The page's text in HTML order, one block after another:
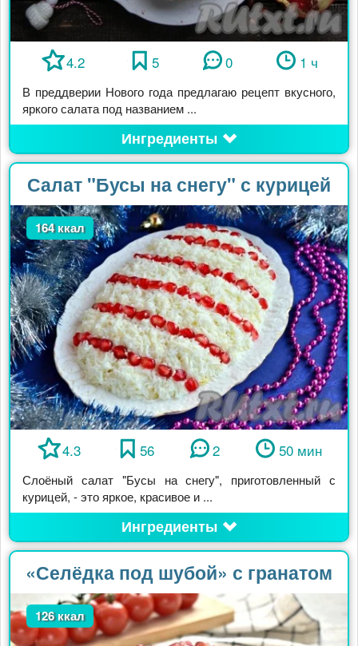
4.2 5 0 1 ч
В преддверии Нового года предлагаю рецепт вкусного,
яркого салата под названием ...
Ингредиенты
Салат "Бусы на снегу" с курицей
164 ккал
4.3 56 2 50 мин
Слоёный салат "Бусы на снегу", приготовленный с
курицей, - это яркое, красивое и ...
Ингредиенты
«Селёдка под шубой» с гранатом
126 ккал